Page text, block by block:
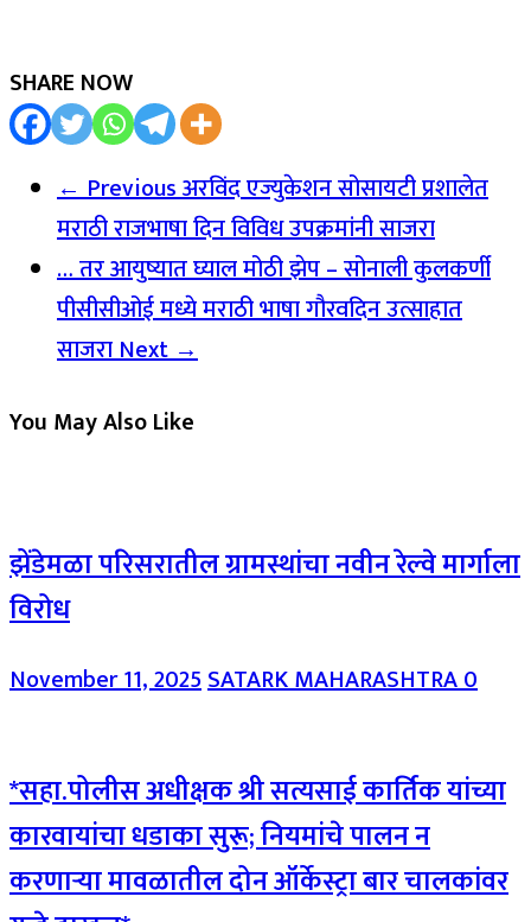
SHARE NOW
← Previousअरविंद एज्युकेशन सोसायटी प्रशालेत
मराठी राजभाषा दिन विविध उपक्रमांनी साजरा
… तर आयुष्यात घ्याल मोठी झेप – सोनाली कुलकर्णी
पीसीसीओई मध्ये मराठी भाषा गौरवदिन उत्साहात
साजराNext →
You May Also Like
झेंडेमळा परिसरातील ग्रामस्थांचा नवीन रेल्वे मार्गाला
विरोध
November 11, 2025SATARK MAHARASHTRA0
*सहा.पोलीस अधीक्षक श्री सत्यसाई कार्तिक यांच्या
कारवायांचा धडाका सुरू; नियमांचे पालन न
करणाऱ्या मावळातील दोन ऑर्केस्ट्रा बार चालकांवर